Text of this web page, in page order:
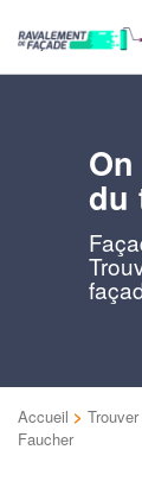
du
Accueil >
Faucher